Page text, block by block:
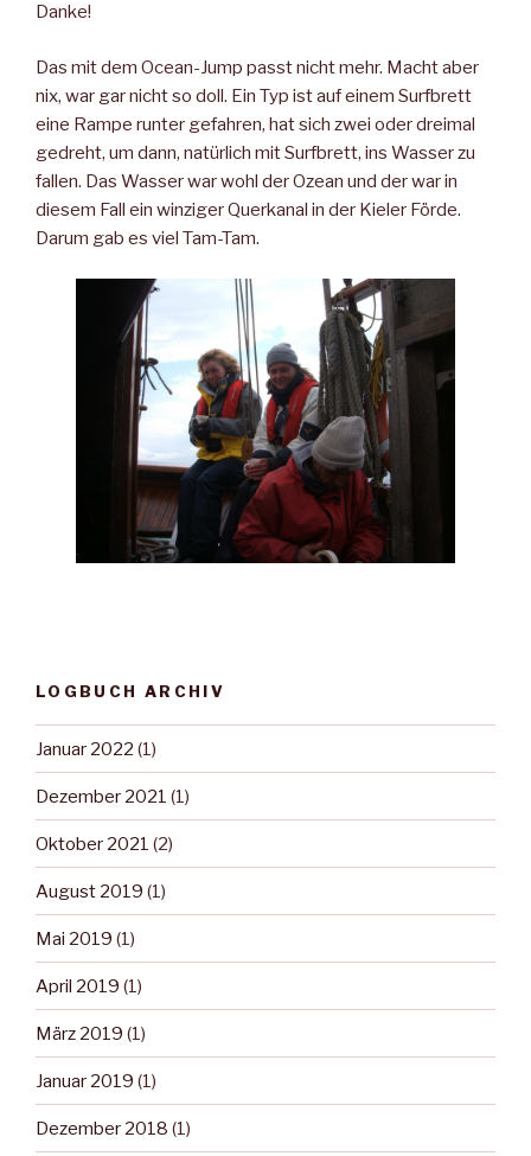
Danke!
Das mit dem Ocean-Jump passt nicht mehr. Macht aber
nix, war gar nicht so doll. Ein Typ ist auf einem Surfbrett
eine Rampe runter gefahren, hat sich zwei oder dreimal
gedreht, um dann, natürlich mit Surfbrett, ins Wasser zu
fallen. Das Wasser war wohl der Ozean und der war in
diesem Fall ein winziger Querkanal in der Kieler Förde.
Darum gab es viel Tam-Tam.
LOGBUCH ARCHIV
Januar 2022 (1)
Dezember 2021 (1)
Oktober 2021 (2)
August 2019 (1)
Mai 2019 (1)
April 2019 (1)
März 2019 (1)
Januar 2019 (1)
Dezember 2018 (1)